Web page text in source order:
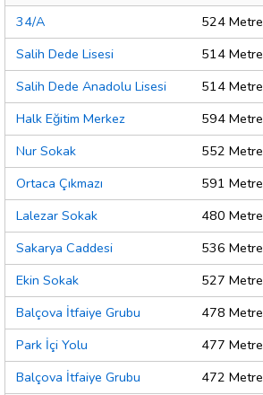
34/A
524 Metre
Salih Dede Lisesi
514 Metre
Salih Dede Anadolu Lisesi
514 Metre
Halk Eğitim Merkez
594 Metre
Nur Sokak
552 Metre
Ortaca Çıkmazı
591 Metre
Lalezar Sokak
480 Metre
Sakarya Caddesi
536 Metre
Ekin Sokak
527 Metre
Balçova İtfaiye Grubu
478 Metre
Park İçi Yolu
477 Metre
Balçova İtfaiye Grubu
472 Metre